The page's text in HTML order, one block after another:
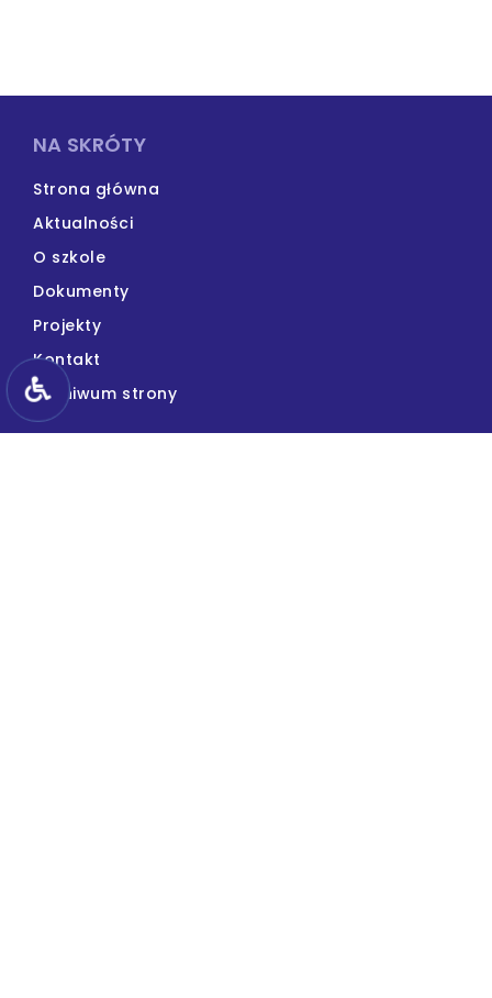
NA SKRÓTY
Strona główna
Aktualności
O szkole
Dokumenty
Projekty
Kontakt
Archiwum strony